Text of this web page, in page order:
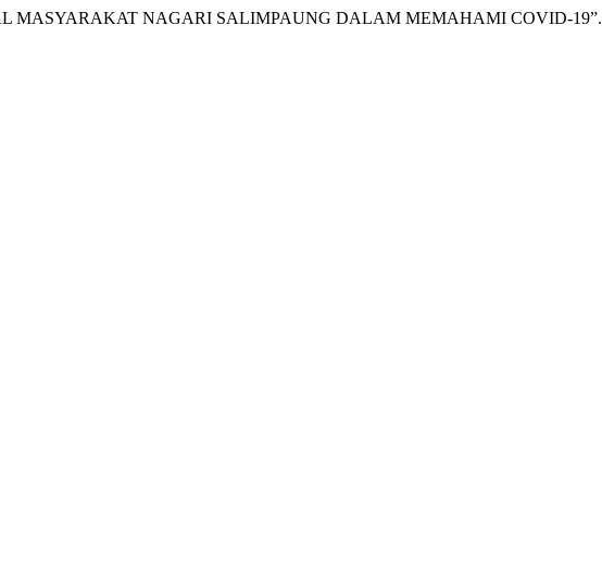
MASYARAKAT NAGARI SALIMPAUNG DALAM MEMAHAMI COVID-19”.